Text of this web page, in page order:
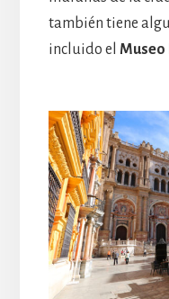
también tiene
incluido el Museo